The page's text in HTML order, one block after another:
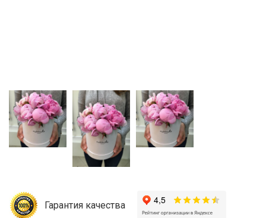
Гарантия качества